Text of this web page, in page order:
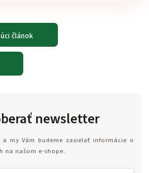
článok
newsletter
my Vám budeme zasielať informácie o
na našom e-shope.